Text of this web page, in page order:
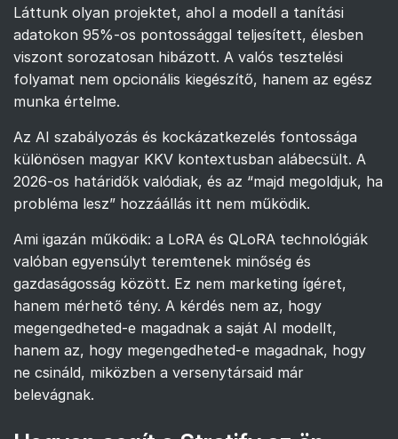
Láttunk olyan projektet, ahol a modell a tanítási
adatokon 95%-os pontossággal teljesített, élesben
viszont sorozatosan hibázott. A valós tesztelési
folyamat nem opcionális kiegészítő, hanem az egész
munka értelme.
Az AI szabályozás és kockázatkezelés fontossága
különösen magyar KKV kontextusban alábecsült. A
2026-os határidők valódiak, és az “majd megoldjuk, ha
probléma lesz” hozzáállás itt nem működik.
Ami igazán működik: a LoRA és QLoRA technológiák
valóban egyensúlyt teremtenek minőség és
gazdaságosság között. Ez nem marketing ígéret,
hanem mérhető tény. A kérdés nem az, hogy
megengedheted-e magadnak a saját AI modellt,
hanem az, hogy megengedheted-e magadnak, hogy
ne csináld, miközben a versenytársaid már
belevágnak.